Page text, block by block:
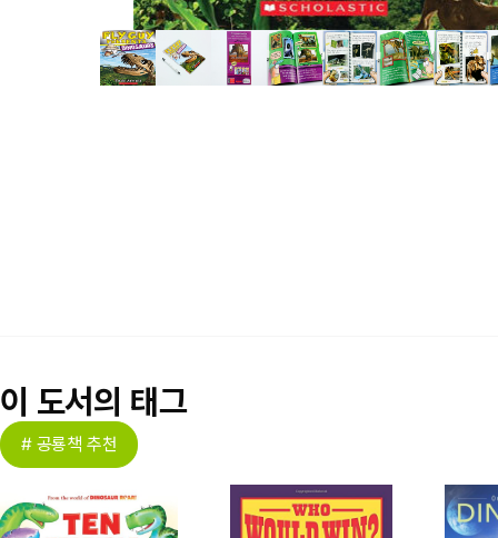
이 도서의 태그
# 공룡책 추천